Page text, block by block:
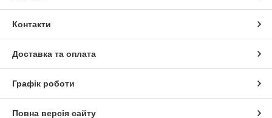
Контакти
Доставка та оплата
Графік роботи
Повна версія сайту